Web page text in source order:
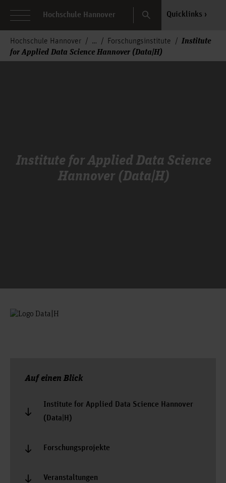
Hochschule Hannover Search Quicklinks
Hochschule Hannover Forschungsinstitute
Institute
for Applied Data Science Hannover (Data|H)
Institute for Applied Data Science
Hannover (Data|H)
Auf einen Blick
Institute for Applied Data Science Hannover
(Data|H)
Forschungsprojekte
Veranstaltungen